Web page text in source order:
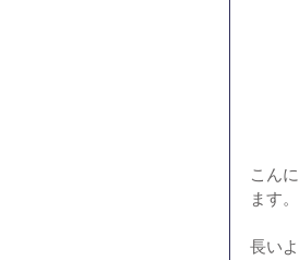
こん
ます。
長い